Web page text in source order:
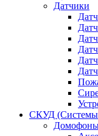
Датчики
СКУД (Системы